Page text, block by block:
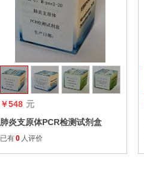
收藏
￥548 元
肺炎支原体PCR检测试剂盒
已有0 人评价